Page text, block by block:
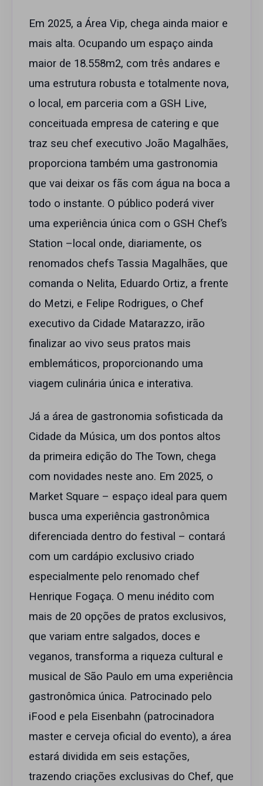
Em 2025, a Área Vip, chega ainda maior e
mais alta. Ocupando um espaço ainda
maior de 18.558m2, com três andares e
uma estrutura robusta e totalmente nova,
o local, em parceria com a GSH Live,
conceituada empresa de catering e que
traz seu chef executivo João Magalhães,
proporciona também uma gastronomia
que vai deixar os fãs com água na boca a
todo o instante. O público poderá viver
uma experiência única com o GSH Chef’s
Station –local onde, diariamente, os
renomados chefs Tassia Magalhães, que
comanda o Nelita, Eduardo Ortiz, a frente
do Metzi, e Felipe Rodrigues, o Chef
executivo da Cidade Matarazzo, irão
finalizar ao vivo seus pratos mais
emblemáticos, proporcionando uma
viagem culinária única e interativa.
Já a área de gastronomia sofisticada da
Cidade da Música, um dos pontos altos
da primeira edição do The Town, chega
com novidades neste ano. Em 2025, o
Market Square – espaço ideal para quem
busca uma experiência gastronômica
diferenciada dentro do festival – contará
com um cardápio exclusivo criado
especialmente pelo renomado chef
Henrique Fogaça. O menu inédito com
mais de 20 opções de pratos exclusivos,
que variam entre salgados, doces e
veganos, transforma a riqueza cultural e
musical de São Paulo em uma experiência
gastronômica única. Patrocinado pelo
iFood e pela Eisenbahn (patrocinadora
master e cerveja oficial do evento), a área
estará dividida em seis estações,
trazendo criações exclusivas do Chef, que